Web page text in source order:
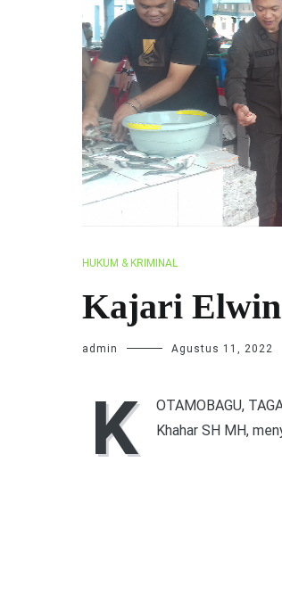
HUKUM & KRIMINAL
Kajari Elwin
admin Agustus 11, 2022
K
OTAMOBAGU,
Khahar SH MH,